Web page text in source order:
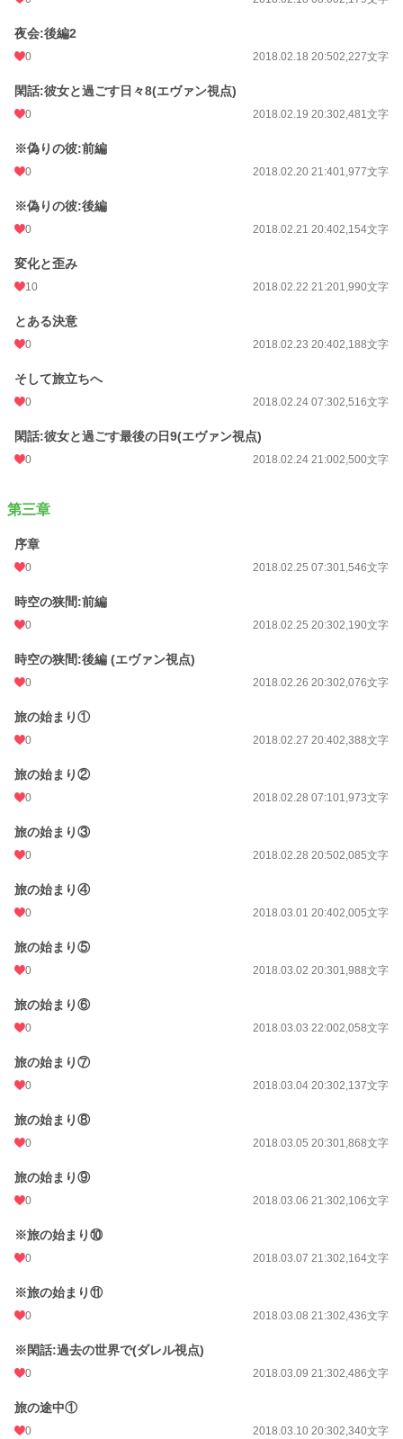
夜会:後編2
0 2018.02.18 20:502,227文字
閑話:彼女と過ごす日々8(エヴァン視点)
0 2018.02.19 20:302,481文字
※偽りの彼:前編
0 2018.02.20 21:401,977文字
※偽りの彼:後編
0 2018.02.21 20:402,154文字
変化と歪み
10 2018.02.22 21:201,990文字
とある決意
0 2018.02.23 20:402,188文字
そして旅立ちへ
0 2018.02.24 07:302,516文字
閑話:彼女と過ごす最後の日9(エヴァン視点)
0 2018.02.24 21:002,500文字
第三章
序章
0 2018.02.25 07:301,546文字
時空の狭間:前編
0 2018.02.25 20:302,190文字
時空の狭間:後編 (エヴァン視点)
0 2018.02.26 20:302,076文字
旅の始まり①
0 2018.02.27 20:402,388文字
旅の始まり②
0 2018.02.28 07:101,973文字
旅の始まり③
0 2018.02.28 20:502,085文字
旅の始まり④
0 2018.03.01 20:402,005文字
旅の始まり⑤
0 2018.03.02 20:301,988文字
旅の始まり⑥
0 2018.03.03 22:002,058文字
旅の始まり⑦
0 2018.03.04 20:302,137文字
旅の始まり⑧
0 2018.03.05 20:301,868文字
旅の始まり⑨
0 2018.03.06 21:302,106文字
※旅の始まり⑩
0 2018.03.07 21:302,164文字
※旅の始まり⑪
0 2018.03.08 21:302,436文字
※閑話:過去の世界で(ダレル視点)
0 2018.03.09 21:302,486文字
旅の途中①
0 2018.03.10 20:302,340文字